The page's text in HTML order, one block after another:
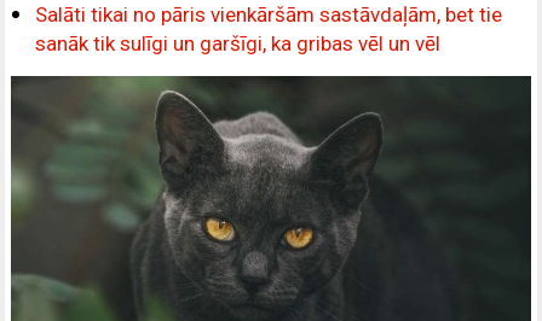
Salāti tikai no pāris vienkāršām sastāvdaļām, bet tie
sanāk tik sulīgi un garšīgi, ka gribas vēl un vēl